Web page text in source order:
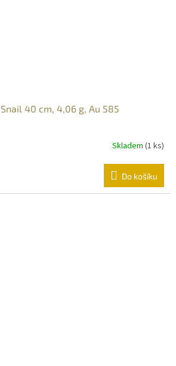
40 cm, 4,06 g, Au 585
Skladem (1 ks)
Do košíku